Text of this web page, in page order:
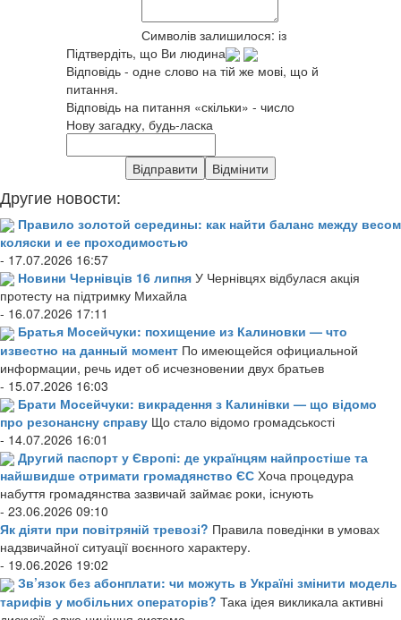
Символів залишилося: із
Підтвердіть, що Ви людина
Відповідь - одне слово на тій же мові, що й
питання.
Відповідь на питання «скільки» - число
Нову загадку, будь-ласка
Другие новости:
Правило золотой середины: как найти баланс между весом
коляски и ее проходимостью
- 17.07.2026 16:57
Новини Чернівців 16 липня У Чернівцях відбулася акція
протесту на підтримку Михайла
- 16.07.2026 17:11
Братья Мосейчуки: похищение из Калиновки — что
известно на данный момент По имеющейся официальной
информации, речь идет об исчезновении двух братьев
- 15.07.2026 16:03
Брати Мосейчуки: викрадення з Калинівки — що відомо
про резонансну справу Що стало відомо громадськості
- 14.07.2026 16:01
Другий паспорт у Європі: де українцям найпростіше та
найшвидше отримати громадянство ЄС Хоча процедура
набуття громадянства зазвичай займає роки, існують
- 23.06.2026 09:10
Як діяти при повітряній тревозі? Правила поведінки в умовах
надзвичайної ситуації воєнного характеру.
- 19.06.2026 19:02
Зв’язок без абонплати: чи можуть в Україні змінити модель
тарифів у мобільних операторів? Така ідея викликала активні